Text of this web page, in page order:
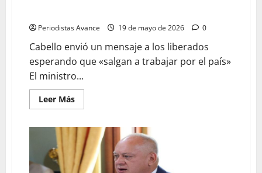
Periodistas Avance 19 de mayo de 2026 0
Cabello envió un mensaje a los liberados
esperando que «salgan a trabajar por el país»
El ministro...
Leer Más